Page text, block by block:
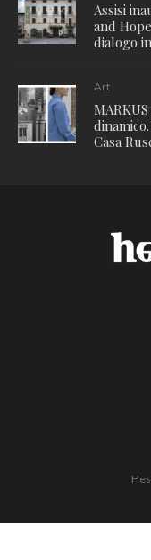
Assisi
and
dialogo
Art
MARKUS
Casa